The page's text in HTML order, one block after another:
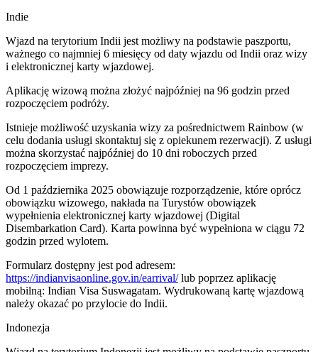
Indie
Wjazd na terytorium Indii jest możliwy na podstawie paszportu,
ważnego co najmniej 6 miesięcy od daty wjazdu od Indii oraz wizy
i elektronicznej karty wjazdowej.
Aplikację wizową można złożyć najpóźniej na 96 godzin przed
rozpoczęciem podróży.
Istnieje możliwość uzyskania wizy za pośrednictwem Rainbow (w
celu dodania usługi skontaktuj się z opiekunem rezerwacji). Z usługi
można skorzystać najpóźniej do 10 dni roboczych przed
rozpoczęciem imprezy.
Od 1 października 2025 obowiązuje rozporządzenie, które oprócz
obowiązku wizowego, nakłada na Turystów obowiązek
wypełnienia elektronicznej karty wjazdowej (Digital
Disembarkation Card). Karta powinna być wypełniona w ciągu 72
godzin przed wylotem.
Formularz dostępny jest pod adresem:
https://indianvisaonline.gov.in/earrival/lub poprzez aplikację
mobilną: Indian Visa Suswagatam. Wydrukowaną kartę wjazdową
należy okazać po przylocie do Indii.
Indonezja